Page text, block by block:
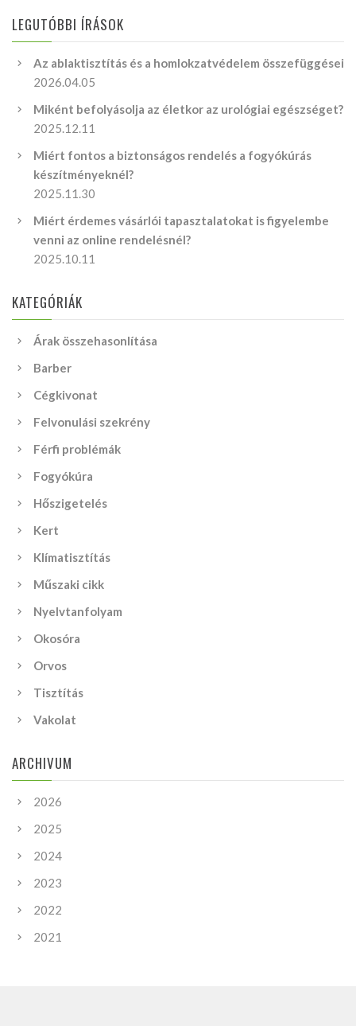
LEGUTÓBBI ÍRÁSOK
Az ablaktisztítás és a homlokzatvédelem összefüggései
2026.04.05
Miként befolyásolja az életkor az urológiai egészséget?
2025.12.11
Miért fontos a biztonságos rendelés a fogyókúrás
készítményeknél?
2025.11.30
Miért érdemes vásárlói tapasztalatokat is figyelembe
venni az online rendelésnél?
2025.10.11
KATEGÓRIÁK
Árak összehasonlítása
Barber
Cégkivonat
Felvonulási szekrény
Férfi problémák
Fogyókúra
Hőszigetelés
Kert
Klímatisztítás
Műszaki cikk
Nyelvtanfolyam
Okosóra
Orvos
Tisztítás
Vakolat
ARCHIVUM
2026
2025
2024
2023
2022
2021